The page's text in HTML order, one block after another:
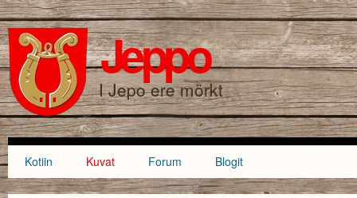
Hyppää
pääsisältöön
Skip to
navigation
Jeppo
I Jepo ere mörkt
HAKULOMAKE
Päävalikko
Kotiin Kuvat Forum Blogit